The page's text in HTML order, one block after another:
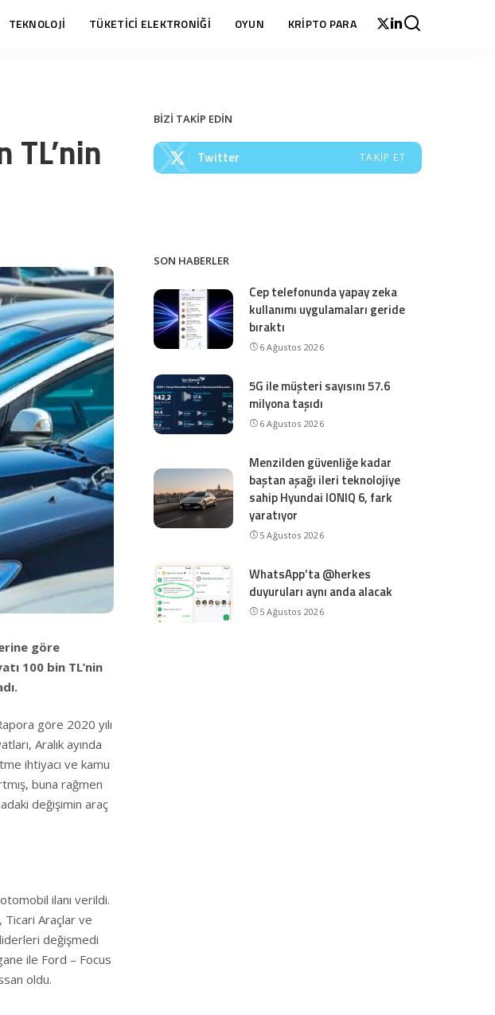
TEKNOLOJİ TÜKETİCİ ELEKTRONİĞİ OYUN KRİPTO PARA
TL’nin
göre
100 bin TL’nin
göre 2020 yılı
Aralık ayında
ihtiyacı ve kamu
buna rağmen
değişimin araç
ilanı verildi.
Ticari Araçlar ve
değişmedi
ile Ford – Focus
oldu.
BİZİ TAKİP EDİN
Twitter TAKIP ET
SON HABERLER
Cep telefonunda yapay zeka
kullanımı uygulamaları geride
bıraktı
6 Ağustos 2026
5G ile müşteri sayısını 57.6
milyona taşıdı
6 Ağustos 2026
Menzilden güvenliğe kadar
baştan aşağı ileri teknolojiye
sahip Hyundai IONIQ 6, fark
yaratıyor
5 Ağustos 2026
WhatsApp’ta @herkes
duyuruları aynı anda alacak
5 Ağustos 2026